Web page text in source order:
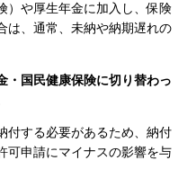
）や厚生年金に加入し、保険
は、通常、未納や納期遅れの
・国民健康保険に切り替わっ
付する必要があるため、納付
可申請にマイナスの影響を与